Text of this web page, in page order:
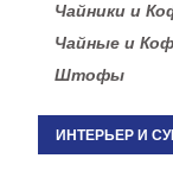
Чайники и
Чайные и
Штофы
ИНТЕРЬЕР И